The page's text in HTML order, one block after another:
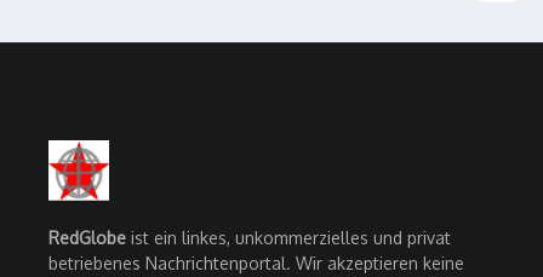
RedGlobe ist ein linkes, unkommerzielles und privat
betriebenes Nachrichtenportal. Wir akzeptieren keine